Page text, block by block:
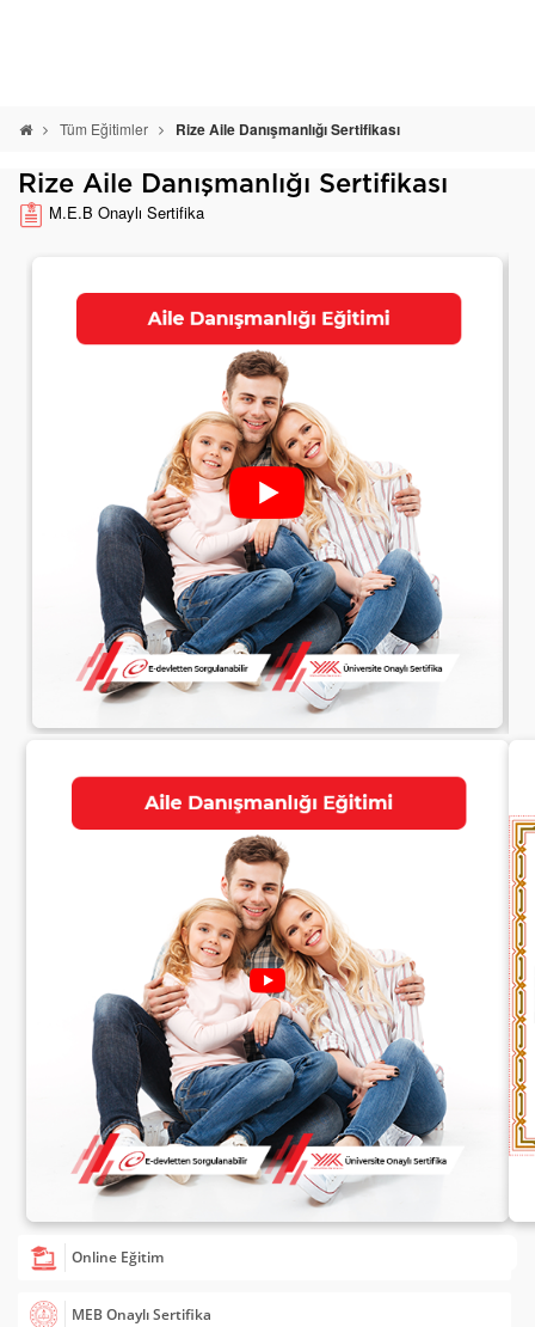
Tüm Eğitimler Rize Aile Danışmanlığı Sertifikası
Rize Aile Danışmanlığı Sertifikası
M.E.B Onaylı Sertifika
MEB Onaylı Sertifika
Online Eğitim